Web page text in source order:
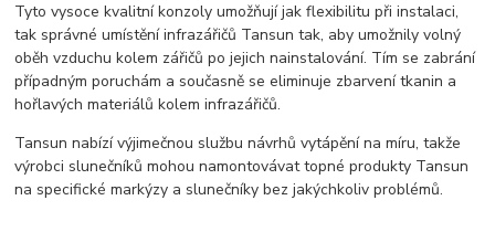
Tyto vysoce kvalitní konzoly umožňují jak flexibilitu při instalaci,
tak správné umístění infrazářičů Tansun tak, aby umožnily volný
oběh vzduchu kolem zářičů po jejich nainstalování. Tím se zabrání
případným poruchám a současně se eliminuje zbarvení tkanin a
hořlavých materiálů kolem infrazářičů.
Tansun nabízí výjimečnou službu návrhů vytápění na míru, takže
výrobci slunečníků mohou namontovávat topné produkty Tansun
na specifické markýzy a slunečníky bez jakýchkoliv problémů.